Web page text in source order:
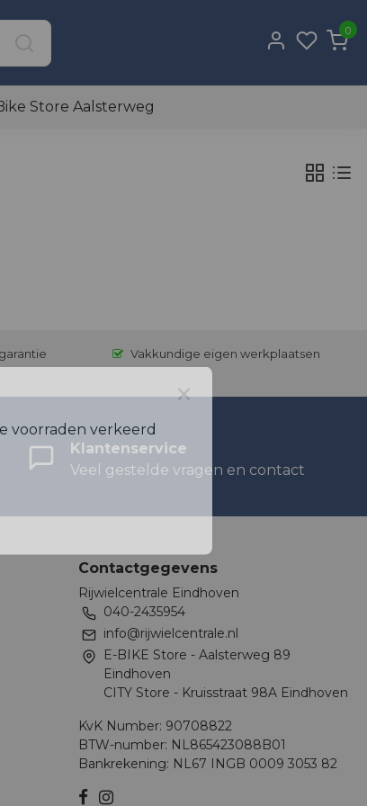
0
Store Aalsterweg
Vakkundige eigen werkplaatsen
Klantenservice
Veel gestelde vragen en contact
Contactgegevens
Rijwielcentrale Eindhoven
040-2435954
info@rijwielcentrale.nl
E-BIKE Store - Aalsterweg 89
Eindhoven
CITY Store - Kruisstraat 98A Eindhoven
KvK Number: 90708822
BTW-number: NL865423088B01
Bankrekening: NL67 INGB 0009 3053 82
×
voorraden verkeerd